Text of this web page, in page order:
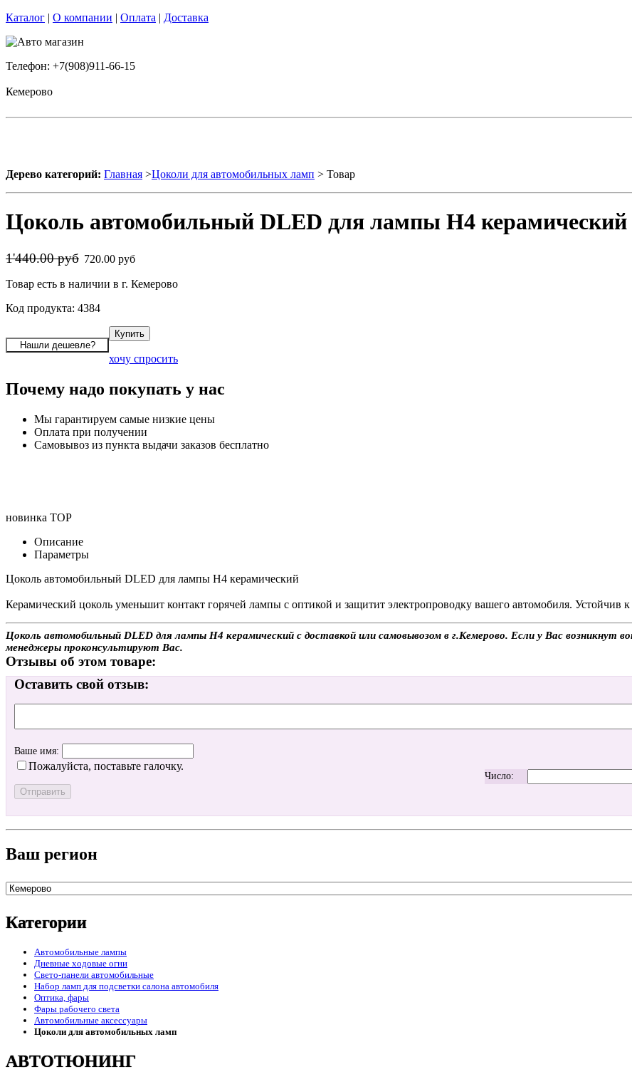
Каталог | О компании | Оплата | Доставка
Телефон: +7(908)911-66-15
Кемерово
Дерево категорий: Главная >Цоколи для автомобильных ламп > Товар
Цоколь автомобильный DLED для лампы H4 керамический
1'440.00 руб 720.00 руб
Товар есть в наличии в г. Кемерово
Код продукта: 4384
хочу спросить
Почему надо покупать у нас
Мы гарантируем самые низкие цены
Оплата при получении
Самовывоз из пункта выдачи заказов бесплатно
новинка TOP
Описание
Параметры
Цоколь автомобильный DLED для лампы H4 керамический
Керамический цоколь уменьшит контакт горячей лампы с оптикой и защитит электропроводку вашего автомобиля. Устойчив
Цоколь автомобильный DLED для лампы H4 керамический с доставкой или самовывозом в г.Кемерово. Если у Вас возникнут
менеджеры проконсультируют Вас.
Отзывы об этом товаре:
Оставить свой отзыв:
Ваше имя:
Пожалуйста, поставьте галочку.
Число:
Ваш регион
Категории
Автомобильные лампы
Дневные ходовые огни
Свето-панели автомобильные
Набор ламп для подсветки салона автомобиля
Оптика, фары
Фары рабочего света
Автомобильные аксессуары
Цоколи для автомобильных ламп
АВТОТЮНИНГ